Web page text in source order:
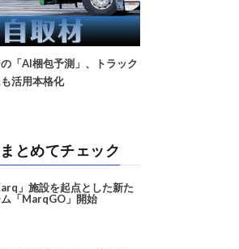
「AI梱包予測」、トラック
活用本格化
とめてチェック
」施設を起点とした新た
「MarqGO」開始